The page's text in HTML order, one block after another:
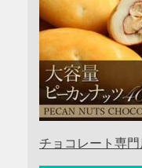
チョコレート専門